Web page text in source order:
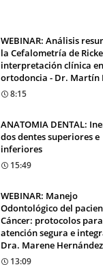
WEBINAR: Análisis
la Cefalometría de
interpretación clínica en
ortodoncia - Dr. Martín
8:15
ANATOMIA DENTAL:
dos dentes superiores e
inferiores
15:49
WEBINAR: Manejo
Odontológico del
Cáncer: protocolos
atención segura e
Dra. Marene Hernández
13:09